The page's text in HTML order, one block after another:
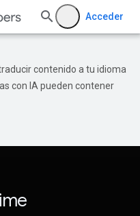
Acceder
contenido a tu idioma
con IA pueden contener